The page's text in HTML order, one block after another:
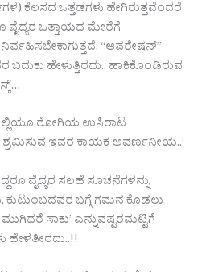
ಕೆಲಸದ ಒತ್ತಡಗಳು ಹೇಗಿರುತ್ತವೆಂದರೆ
ವೈದ್ಯರ ಒತ್ತಾಯದ ಮೇರೆಗೆ
“ಆಪರೇಷನ್”
ಹೇಳುತ್ತಿರದು.. ಹಾಕಿಕೊಂಡಿರುವ
ರೋಗಿಯ ಉಸಿರಾಟ
ಶ್ರಮಿಸುವ ಇವರ ಕಾಯಕ ಅವರ್ಣನೀಯ..’
ವೈದ್ಯರ ಸಲಹೆ ಸೂಚನೆಗಳನ್ನು
ಕುಟುಂಬದವರ ಬಗ್ಗೆ ಗಮನ ಕೊಡಲು
ಸಾಕು’ ಎನ್ನುವಷ್ಟರಮಟ್ಟಿಗೆ
ಹೇಳತೀರದು..!!